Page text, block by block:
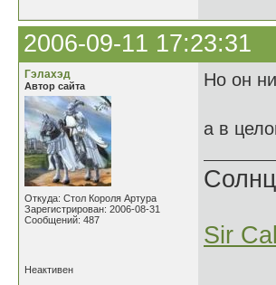
2006-09-11 17:23:31
Гэлахэд
Автор сайта
Откуда: Стол Короля Артура
Зарегистрирован: 2006-08-31
Сообщений: 487
Но он
а в
Sir
Неактивен